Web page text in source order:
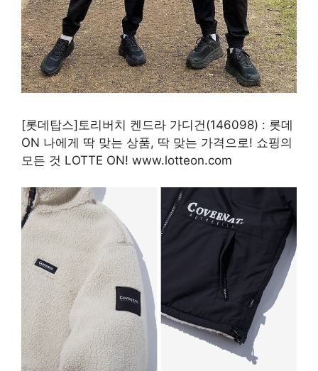
[롯데탑스]토리버치 켄드라 가디건(146098) : 롯데
ON 나에게 딱 맞는 상품, 딱 맞는 가격으로! 쇼핑의
모든 것 LOTTE ON! www.lotteon.com